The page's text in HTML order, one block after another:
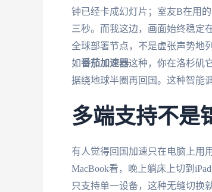
钟已经卡成幻灯片；室友B在用
三秒。而我这边，画面始终稳定
全球部署节点，不是虚张声势地
如番茄加速器这种，你在洛杉矶
据绕地球半圈再回国。这种智能
多端支持不是
有人觉得回国加速只在电脑上用
MacBook看，晚上躺床上切到
只支持单一设备，这种无缝切换